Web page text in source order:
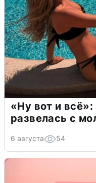
«Ну вот и
развелась с
6 августа 54